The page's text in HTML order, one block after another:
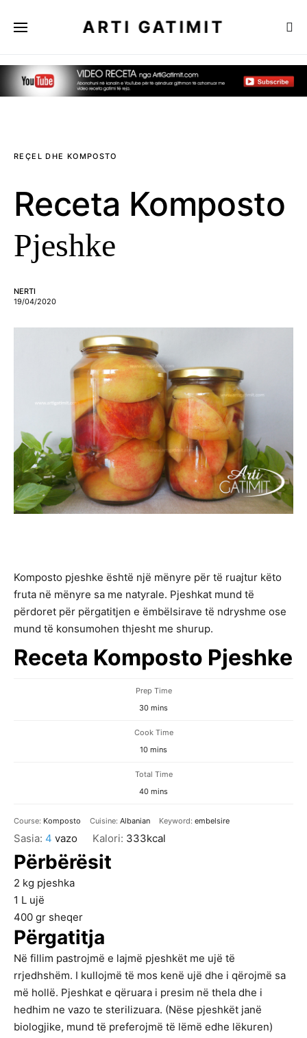
ARTI GATIMIT
REÇEL DHE KOMPOSTO
Receta Komposto
Pjeshke
NERTI
19/04/2020
Komposto pjeshke është një mënyre për të ruajtur këto
fruta në mënyre sa me natyrale. Pjeshkat mund të
përdoret për përgatitjen e ëmbëlsirave të ndryshme ose
mund të konsumohen thjesht me shurup.
Receta Komposto Pjeshke
Prep Time
30minutes
mins
Cook Time
10minutes
mins
Total Time
40minutes
mins
Course: Komposto Cuisine:Albanian Keyword:embelsire
Sasia: 4 vazo Kalori: 333kcal
Përbërësit
2 kg pjeshka
1 L ujë
400 gr sheqer
Përgatitja
Në fillim pastrojmë e lajmë pjeshkët me ujë të
rrjedhshëm. I kullojmë të mos kenë ujë dhe i qërojmë sa
më hollë. Pjeshkat e qëruara i presim në thela dhe i
hedhim ne vazo te sterilizuara. (Nëse pjeshkët janë
biologjike, mund të preferojmë të lëmë edhe lëkuren)